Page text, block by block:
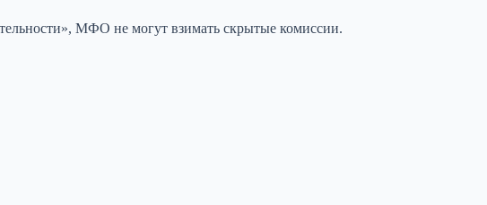
МФО не могут взимать скрытые комиссии.